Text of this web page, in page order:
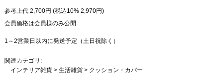
参考上代 2,700円 (税込10% 2,970円)
会員価格は会員様のみ公開
1～2営業日以内に発送予定（土日祝除く）
関連カテゴリ:
インテリア雑貨> 生活雑貨> クッション・カバー